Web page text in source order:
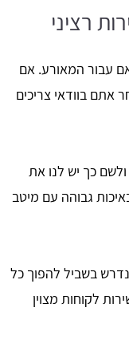
רציני
עבור המאורע. אם
אתם בוודאי צריכים
כך יש לנו את
גבוהה עם מיטב
בשביל להפוך כל
לקוחות מצוין